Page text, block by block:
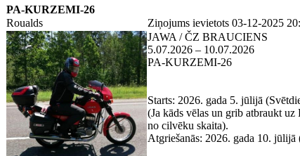
PA-KURZEMI-26
Roualds
Ziņojums ievietots 03-12-2025
JAWA / ČZ BRAUCIENS
5.07.2026 – 10.07.2026
PA-KURZEMI-26
Starts: 2026. gada 5. jūlijā
(Ja kāds vēlas un grib atbraukt uz
no cilvēku skaita).
Atgriešanās: 2026. gada 10. jūlijā